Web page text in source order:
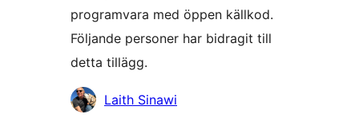
programvara med öppen källkod.
Följande personer har bidragit till
detta tillägg.
BidragandeLaith Sinawi